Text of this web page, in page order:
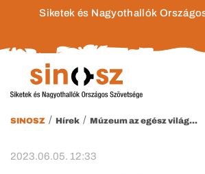
Siketek és Nagyothallók
SINOSZ / Hírek / Múzeum az egész világ…
2023.06.05. 12:33